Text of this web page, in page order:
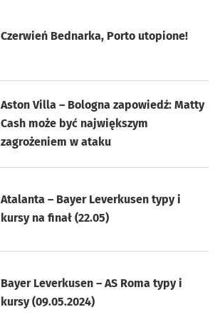
Czerwień Bednarka, Porto utopione!
Aston Villa – Bologna zapowiedź: Matty
Cash może być największym
zagrożeniem w ataku
Atalanta – Bayer Leverkusen typy i
kursy na finał (22.05)
Bayer Leverkusen – AS Roma typy i
kursy (09.05.2024)